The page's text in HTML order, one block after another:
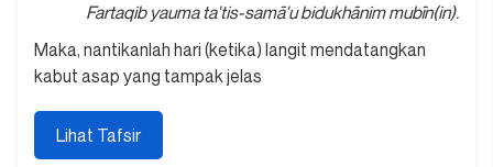
Fartaqib yauma ta'tis-samā'u bidukhānim mubīn(in).
Maka, nantikanlah hari (ketika) langit mendatangkan
kabut asap yang tampak jelas
Lihat Tafsir